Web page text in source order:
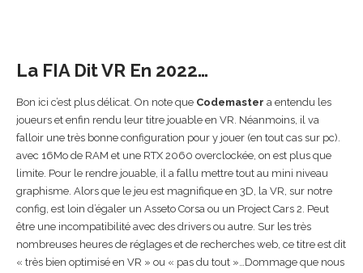
La FIA Dit VR En 2022…
Bon ici c’est plus délicat. On note que Codemaster a entendu les
joueurs et enfin rendu leur titre jouable en VR. Néanmoins, il va
falloir une très bonne configuration pour y jouer (en tout cas sur pc).
avec 16Mo de RAM et une RTX 2060 overclockée, on est plus que
limite. Pour le rendre jouable, il a fallu mettre tout au mini niveau
graphisme. Alors que le jeu est magnifique en 3D, la VR, sur notre
config, est loin d’égaler un Asseto Corsa ou un Project Cars 2. Peut
être une incompatibilité avec des drivers ou autre. Sur les très
nombreuses heures de réglages et de recherches web, ce titre est dit
« très bien optimisé en VR » ou « pas du tout »…Dommage que nous